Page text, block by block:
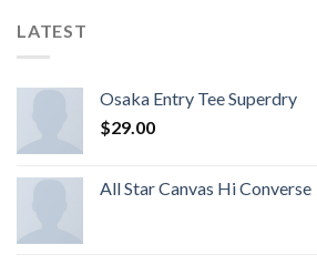
LATEST
Osaka Entry Tee Superdry
$29.00
All Star Canvas Hi Converse